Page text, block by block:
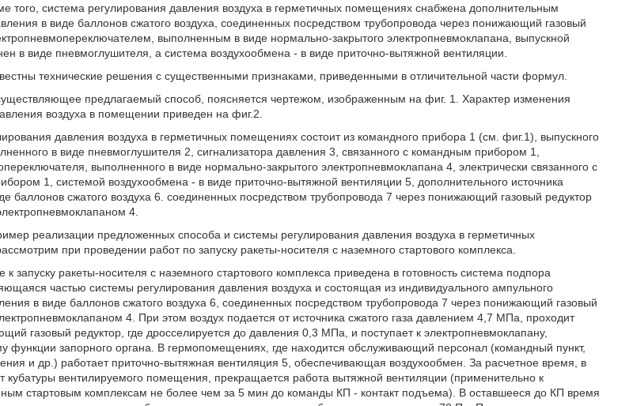
того, система регулирования давления воздуха в герметичных помещениях снабжена дополнительным
в виде баллонов сжатого воздуха, соединенных посредством трубопровода через понижающий газовый
выполненным в виде нормально-закрытого электропневмоклапана, выпускной
в виде пневмоглушителя, а система воздухообмена - в виде приточно-вытяжной вентиляции.
технические решения с существенными признаками, приведенными в отличительной части формул.
предлагаемый способ, поясняется чертежом, изображенным на фиг. 1. Характер изменения
воздуха в помещении приведен на фиг.2.
давления воздуха в герметичных помещениях состоит из командного прибора 1 (см. фиг.1), выпускного
в виде пневмоглушителя 2, сигнализатора давления 3, связанного с командным прибором 1,
выполненного в виде нормально-закрытого электропневмоклапана 4, электрически связанного с
1, системой воздухообмена - в виде приточно-вытяжной вентиляции 5, дополнительного источника
баллонов сжатого воздуха 6. соединенных посредством трубопровода 7 через понижающий газовый редуктор
4.
реализации предложенных способа и системы регулирования давления воздуха в герметичных
при проведении работ по запуску ракеты-носителя с наземного стартового комплекса.
к запуску ракеты-носителя с наземного стартового комплекса приведена в готовность система подпора
частью системы регулирования давления воздуха и состоящая из индивидуального ампульного
в виде баллонов сжатого воздуха 6, соединенных посредством трубопровода 7 через понижающий газовый
4. При этом воздух подается от источника сжатого газа давлением 4,7 МПа, проходит
газовый редуктор, где дросселируется до давления 0,3 МПа, и поступает к электропневмоклапану,
функции запорного органа. В гермопомещениях, где находится обслуживающий персонал (командный пункт,
и др.) работает приточно-вытяжная вентиляция 5, обеспечивающая воздухообмен. За расчетное время, в
кубатуры вентилируемого помещения, прекращается работа вытяжной вентиляции (применительно к
стартовым комплексам не более чем за 5 мин до команды КП - контакт подъема). В оставшееся до КП время